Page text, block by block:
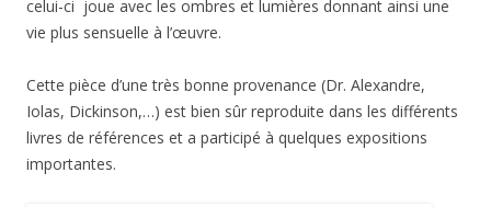
celui-ci joue avec les ombres et lumières donnant ainsi une
vie plus sensuelle à l’œuvre.
Cette pièce d’une très bonne provenance (Dr. Alexandre,
Iolas, Dickinson,…) est bien sûr reproduite dans les différents
livres de références et a participé à quelques expositions
importantes.